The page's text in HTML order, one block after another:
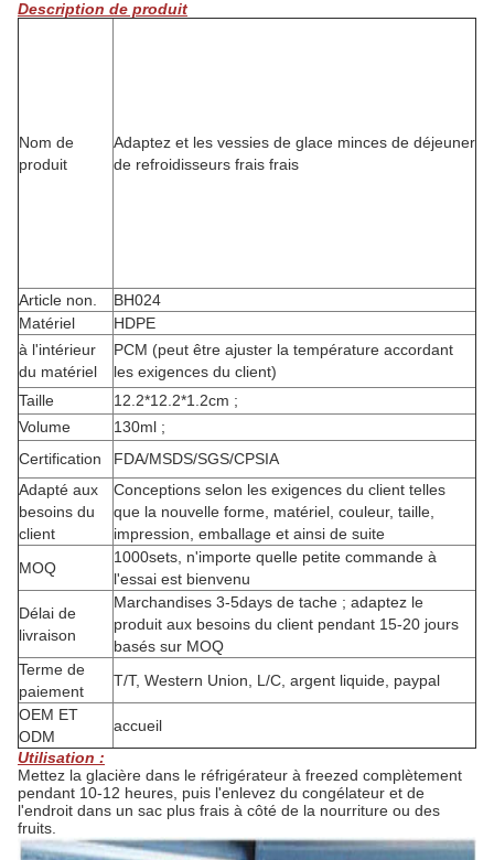
Description de produit
Nom de
produit
Adaptez et les vessies de glace minces de déjeuner
de refroidisseurs frais frais
Article non.
BH024
Matériel
HDPE
à l'intérieur
du matériel
PCM (peut être ajuster la température accordant
les exigences du client)
Taille
12.2*12.2*1.2cm ;
Volume
130ml ;
Certification
FDA/MSDS/SGS/CPSIA
Adapté aux
besoins du
client
Conceptions selon les exigences du client telles
que la nouvelle forme, matériel, couleur, taille,
impression, emballage et ainsi de suite
MOQ
1000sets, n'importe quelle petite commande à
l'essai est bienvenu
Délai de
livraison
Marchandises 3-5days de tache ; adaptez le
produit aux besoins du client pendant 15-20 jours
basés sur MOQ
Terme de
paiement
T/T, Western Union, L/C, argent liquide, paypal
OEM ET
ODM
accueil
Utilisation :
Mettez la glacière dans le réfrigérateur à freezed complètement
pendant 10-12 heures, puis l'enlevez du congélateur et de
l'endroit dans un sac plus frais à côté de la nourriture ou des
fruits.